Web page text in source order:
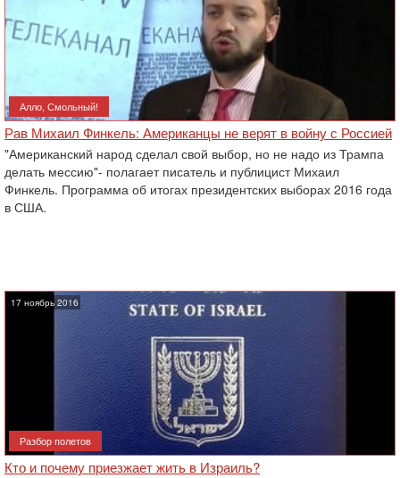
Алло, Смольный!
Рав Михаил Финкель: Американцы не верят в войну с Россией
"Американский народ сделал свой выбор, но не надо из Трампа
делать мессию"- полагает писатель и публицист Михаил
Финкель. Программа об итогах президентских выборах 2016 года
в США.
17 ноябрь 2016
Разбор полетов
Кто и почему приезжает жить в Израиль?